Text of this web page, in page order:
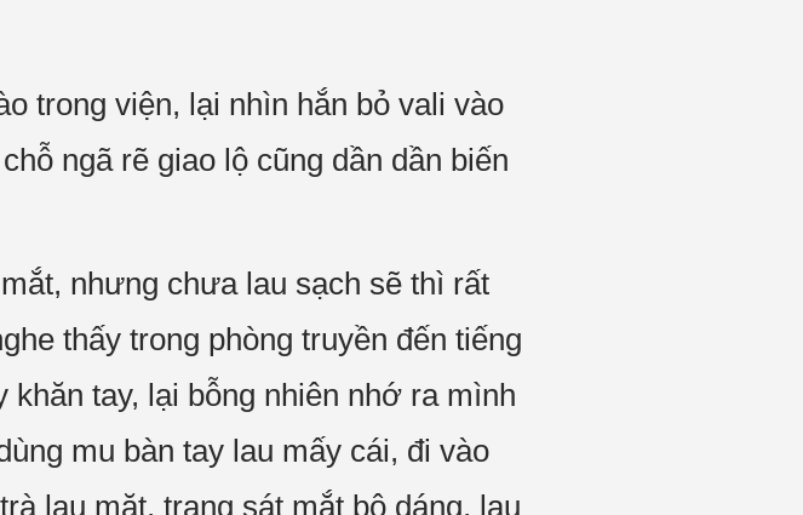
trong viện, lại nhìn hắn bỏ vali vào
ngã rẽ giao lộ cũng dần dần biến
nhưng chưa lau sạch sẽ thì rất
thấy trong phòng truyền đến tiếng
tay, lại bỗng nhiên nhớ ra mình
mu bàn tay lau mấy cái, đi vào
lau mặt, trang sát mắt bộ dáng, lau